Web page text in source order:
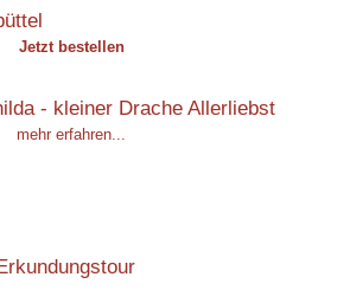
Jetzt bestellen
mehr erfahren...